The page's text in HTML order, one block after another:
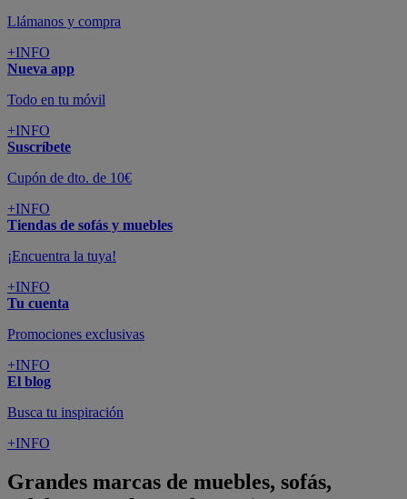
Llámanos y compra
+INFO
Nueva app
Todo en tu móvil
+INFO
Suscríbete
Cupón de dto. de 10€
+INFO
Tiendas de sofás y muebles
¡Encuentra la tuya!
+INFO
Tu cuenta
Promociones exclusivas
+INFO
El blog
Busca tu inspiración
+INFO
Grandes marcas de muebles, sofás,